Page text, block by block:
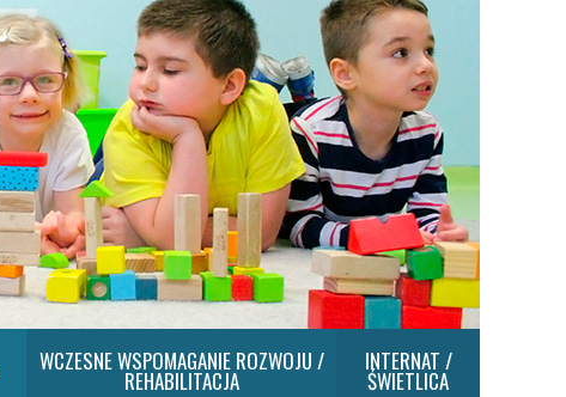
WCZESNE WSPOMAGANIE ROZWOJU /
REHABILITACJA
INTERNAT /
ŚWIETLICA